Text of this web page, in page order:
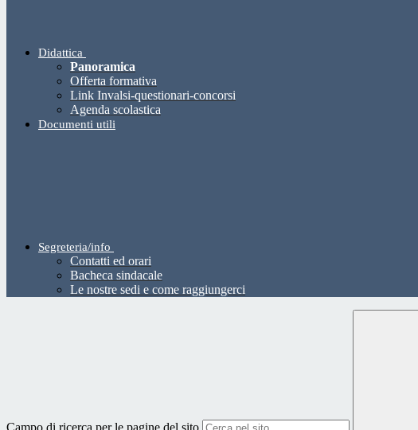
Didattica
Panoramica
Offerta formativa
Link Invalsi-questionari-concorsi
Agenda scolastica
Documenti utili
Segreteria/info
Contatti ed orari
Bacheca sindacale
Le nostre sedi e come raggiungerci